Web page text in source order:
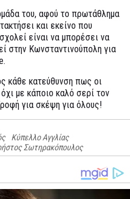
του, αφού το πρωτάθλημα
και εκείνο που
είναι να μπορέσει να
στην Κωνσταντινούπολη για
κάθε κατεύθυνση πως οι
με κάποιο καλό σερί τον
για σκέψη για όλους!
Κύπελλο Αγγλίας
Σωτηρακόπουλος